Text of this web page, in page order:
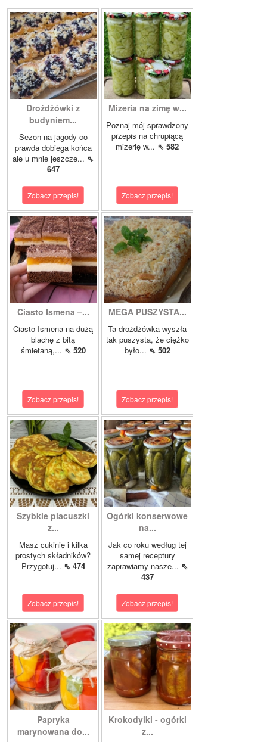
Drożdżówki z
budyniem...
Sezon na jagody co
prawda dobiega końca
ale u mnie jeszcze... ⇖
647
Zobacz przepis!
Mizeria na zimę w...
Poznaj mój sprawdzony
przepis na chrupiącą
mizerię w... ⇖ 582
Zobacz przepis!
Ciasto Ismena –...
Ciasto Ismena na dużą
blachę z bitą
śmietaną,... ⇖ 520
Zobacz przepis!
MEGA PUSZYSTA...
Ta drożdżówka wyszła
tak puszysta, że ciężko
było... ⇖ 502
Zobacz przepis!
Szybkie placuszki
z...
Masz cukinię i kilka
prostych składników?
Przygotuj... ⇖ 474
Zobacz przepis!
Ogórki konserwowe
na...
Jak co roku według tej
samej receptury
zaprawiamy nasze... ⇖
437
Zobacz przepis!
Papryka
marynowana do...
Krokodylki - ogórki
z...